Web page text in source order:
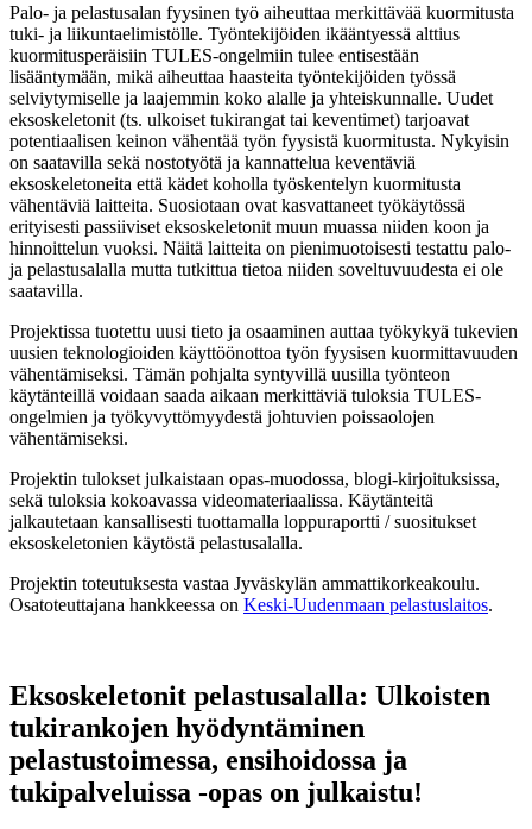
Palo- ja pelastusalan fyysinen työ aiheuttaa merkittävää kuormitusta
tuki- ja liikuntaelimistölle. Työntekijöiden ikääntyessä alttius
kuormitusperäisiin TULES-ongelmiin tulee entisestään
lisääntymään, mikä aiheuttaa haasteita työntekijöiden työssä
selviytymiselle ja laajemmin koko alalle ja yhteiskunnalle. Uudet
eksoskeletonit (ts. ulkoiset tukirangat tai keventimet) tarjoavat
potentiaalisen keinon vähentää työn fyysistä kuormitusta. Nykyisin
on saatavilla sekä nostotyötä ja kannattelua keventäviä
eksoskeletoneita että kädet koholla työskentelyn kuormitusta
vähentäviä laitteita. Suosiotaan ovat kasvattaneet työkäytössä
erityisesti passiiviset eksoskeletonit muun muassa niiden koon ja
hinnoittelun vuoksi. Näitä laitteita on pienimuotoisesti testattu palo-
ja pelastusalalla mutta tutkittua tietoa niiden soveltuvuudesta ei ole
saatavilla.
Projektissa tuotettu uusi tieto ja osaaminen auttaa työkykyä tukevien
uusien teknologioiden käyttöönottoa työn fyysisen kuormittavuuden
vähentämiseksi. Tämän pohjalta syntyvillä uusilla työnteon
käytänteillä voidaan saada aikaan merkittäviä tuloksia TULES-
ongelmien ja työkyvyttömyydestä johtuvien poissaolojen
vähentämiseksi.
Projektin tulokset julkaistaan opas-muodossa, blogi-kirjoituksissa,
sekä tuloksia kokoavassa videomateriaalissa. Käytänteitä
jalkautetaan kansallisesti tuottamalla loppuraportti / suositukset
eksoskeletonien käytöstä pelastusalalla.
Projektin toteutuksesta vastaa Jyväskylän ammattikorkeakoulu.
Osatoteuttajana hankkeessa on Keski-Uudenmaan pelastuslaitos.
Eksoskeletonit pelastusalalla: Ulkoisten
tukirankojen hyödyntäminen
pelastustoimessa, ensihoidossa ja
tukipalveluissa -opas on julkaistu!